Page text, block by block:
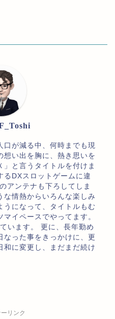
口が減る中、何時までも現
想い出を胸に、熱き思いを
と言うタイトルを付けま
るDXスロットゲームに違
アンテナも下ろしてしま
な情熱からいろんな楽しみ
うになって、タイトルもむ
イペースでやってます。
います。 更に、長年勤め
なった事をきっかけに、更
和に変更し、まだまだ続け
リンク